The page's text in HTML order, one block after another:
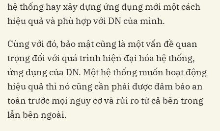
hệ thống hay xây dựng ứng dụng mới một cách
hiệu quả và phù hợp với DN của mình.
Cùng với đó, bảo mật cũng là một vấn đề quan
trọng đối với quá trình hiện đại hóa hệ thống,
ứng dụng của DN. Một hệ thống muốn hoạt động
hiệu quả thì nó cũng cần phải được đảm bảo an
toàn trước mọi nguy cơ và rủi ro từ cả bên trong
lẫn bên ngoài.